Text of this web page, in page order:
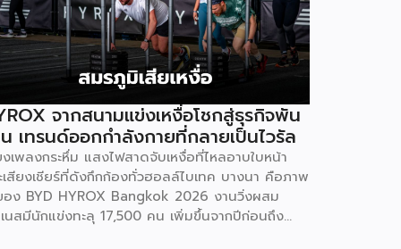
จากสนามแข่งเหงื่อโชกสู่ธุรกิจพัน
เทรนด์ออกกำลังกายที่กลายเป็นไวรัล
งเพลงกระหึ่ม แสงไฟสาดจับเหงื่อที่ไหลอาบใบหน้า
เสียงเชียร์ที่ดังกึกก้องทั่วฮอลล์ไบเทค บางนา คือภาพ
อง BYD HYROX Bangkok 2026 งานวิ่งผสม
นสมีนักแข่งทะลุ 17,500 คน เพิ่มขึ้นจากปีก่อนถึง